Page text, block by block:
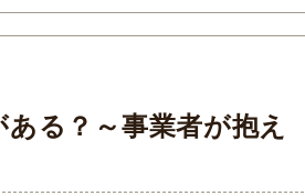
る？～事業者が抱え